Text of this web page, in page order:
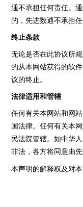
通不承担任何责任。
的，先进数通不承担任
终止条款
无论是否在此协议所
的从本网站获得的软
议的终止。
法律适用和管辖
任何有关本网站和网
国法律。任何有关本
民法院管辖。如中华
非法，各方将同意由
本声明的解释权及对